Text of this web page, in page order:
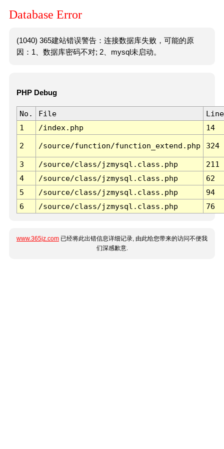
Database Error
(1040) 365建站错误警告：连接数据库失败，可能的原
因：1、数据库密码不对; 2、mysql未启动。
PHP Debug
No. File
Line
1
/index.php 14
2 /source/function/function_extend.php 324
3 /source/class/jzmysql.class.php
211
4
/source/class/jzmysql.class.php
62
5
/source/class/jzmysql.class.php
94
6
/source/class/jzmysql.class.php 76
www.365jz.com 已经将此出错信息详细记录, 由此给您带来的访问不便我
们深感歉意.